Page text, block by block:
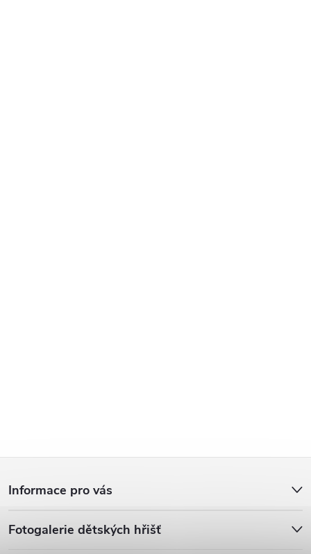
á
p
Informace pro vás
Fotogalerie dětských hřišť